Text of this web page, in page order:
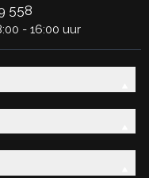
558
- 16:00 uur